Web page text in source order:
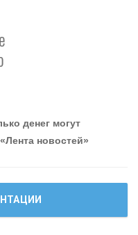
для того, чтобы
- «Интервью»
денег могут
новостей»